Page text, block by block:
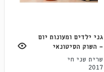
גני ילדים ומעונות יום
- השוק הסיטונאי
שרית שני חי
2017